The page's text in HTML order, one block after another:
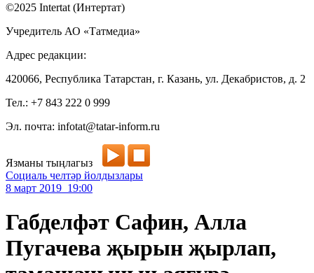
©2025 Intertat (Интертат)
Учредитель АО «Татмедиа»
Адрес редакции:
420066, Республика Татарстан, г. Казань, ул. Декабристов, д. 2
Тел.: +7 843 222 0 999
Эл. почта: infotat@tatar-inform.ru
Язманы тыңлагыз
Социаль челтәр йолдызлары
8 март 2019 19:00
Габделфәт Сафин, Алла
Пугачева җырын җырлап,